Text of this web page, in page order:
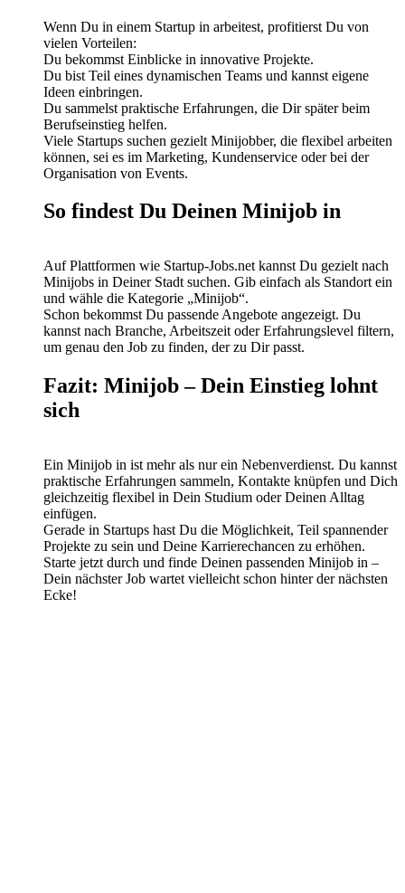
Wenn Du in einem Startup in arbeitest, profitierst Du von
vielen Vorteilen:
Du bekommst Einblicke in innovative Projekte.
Du bist Teil eines dynamischen Teams und kannst eigene
Ideen einbringen.
Du sammelst praktische Erfahrungen, die Dir später beim
Berufseinstieg helfen.
Viele Startups suchen gezielt Minijobber, die flexibel arbeiten
können, sei es im Marketing, Kundenservice oder bei der
Organisation von Events.
So findest Du Deinen Minijob in
Auf Plattformen wie Startup-Jobs.net kannst Du gezielt nach
Minijobs in Deiner Stadt suchen. Gib einfach als Standort ein
und wähle die Kategorie „Minijob“.
Schon bekommst Du passende Angebote angezeigt. Du
kannst nach Branche, Arbeitszeit oder Erfahrungslevel filtern,
um genau den Job zu finden, der zu Dir passt.
Fazit: Minijob – Dein Einstieg lohnt
sich
Ein Minijob in ist mehr als nur ein Nebenverdienst. Du kannst
praktische Erfahrungen sammeln, Kontakte knüpfen und Dich
gleichzeitig flexibel in Dein Studium oder Deinen Alltag
einfügen.
Gerade in Startups hast Du die Möglichkeit, Teil spannender
Projekte zu sein und Deine Karrierechancen zu erhöhen.
Starte jetzt durch und finde Deinen passenden Minijob in –
Dein nächster Job wartet vielleicht schon hinter der nächsten
Ecke!